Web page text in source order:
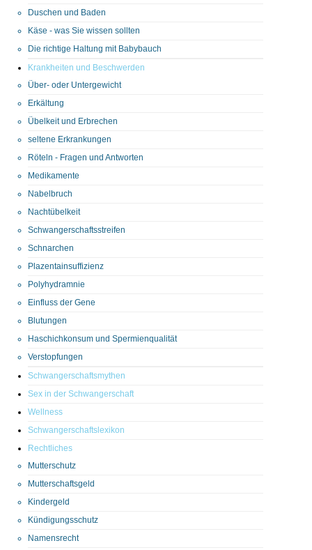
Duschen und Baden
Käse - was Sie wissen sollten
Die richtige Haltung mit Babybauch
Krankheiten und Beschwerden
Über- oder Untergewicht
Erkältung
Übelkeit und Erbrechen
seltene Erkrankungen
Röteln - Fragen und Antworten
Medikamente
Nabelbruch
Nachtübelkeit
Schwangerschaftsstreifen
Schnarchen
Plazentainsuffizienz
Polyhydramnie
Einfluss der Gene
Blutungen
Haschichkonsum und Spermienqualität
Verstopfungen
Schwangerschaftsmythen
Sex in der Schwangerschaft
Wellness
Schwangerschaftslexikon
Rechtliches
Mutterschutz
Mutterschaftsgeld
Kindergeld
Kündigungsschutz
Namensrecht